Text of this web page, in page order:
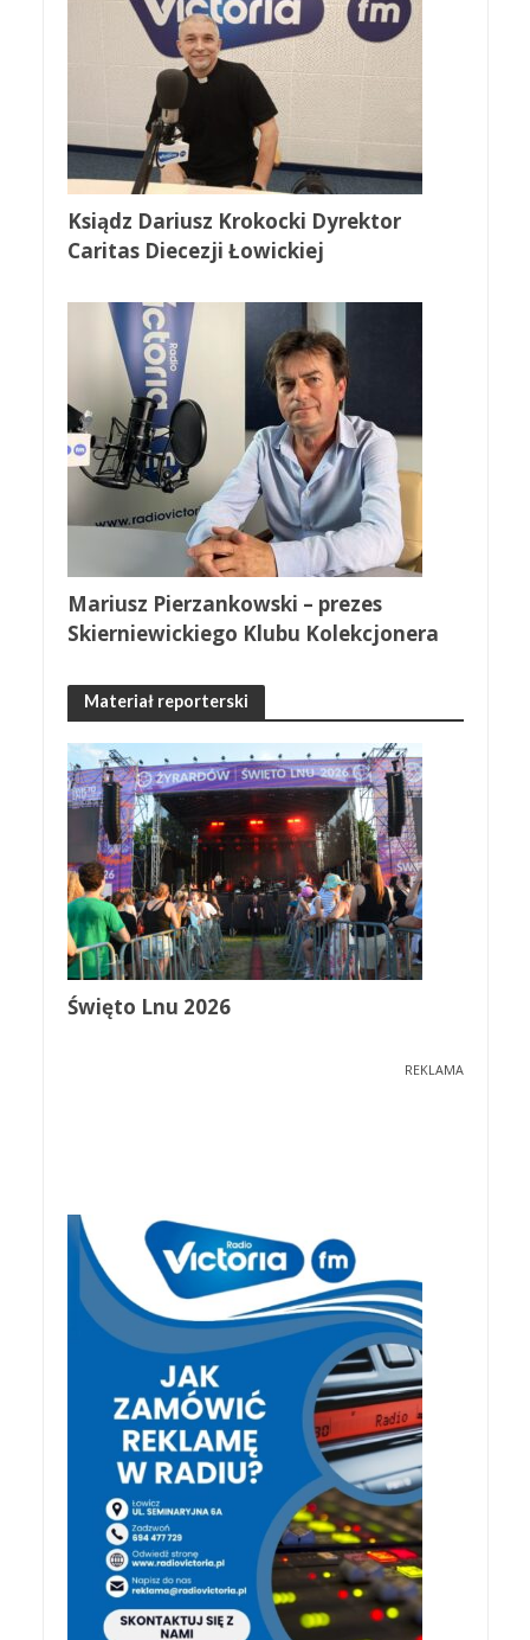
Ksiądz Dariusz Krokocki Dyrektor
Caritas Diecezji Łowickiej
Mariusz Pierzankowski – prezes
Skierniewickiego Klubu Kolekcjonera
Materiał reporterski
Święto Lnu 2026
REKLAMA